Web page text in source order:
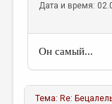
Дата и время:
Он самый...
Тема: Re: